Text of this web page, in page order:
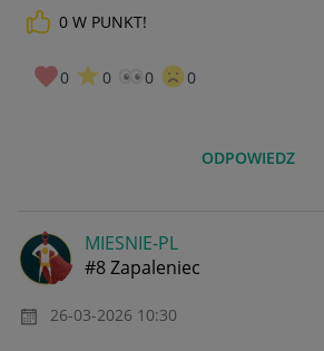
0 W PUNKT!
0 0 0 0
ODPOWIEDZ
MIESNIE-PL
#8 Zapaleniec
‎26-03-2026 10:30